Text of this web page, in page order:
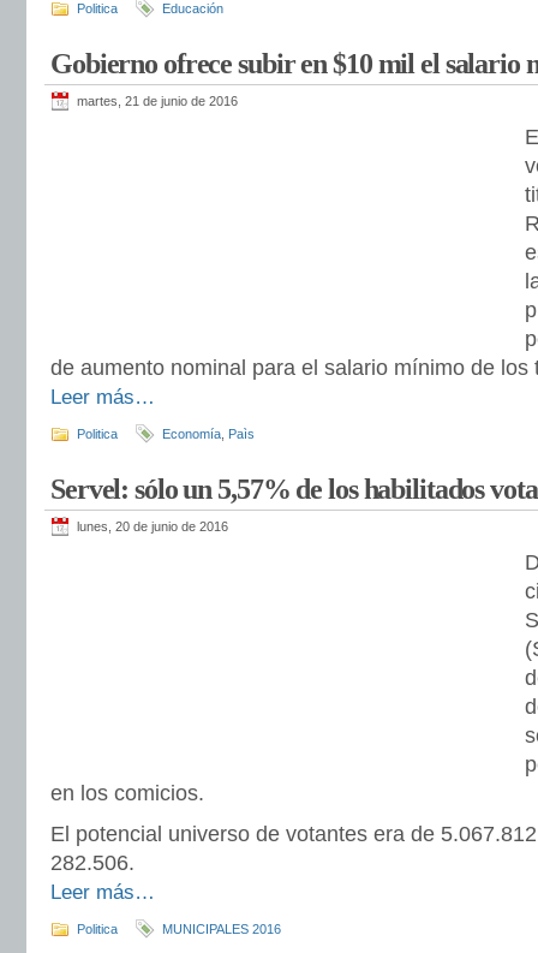
Politica Educación
Gobierno ofrece subir en $10 mil el salario
martes, 21 de junio de 2016
de aumento nominal para el salario mínimo de los
Leer más…
Politica Economía Paìs
Servel: sólo un 5,57% de los habilitados
lunes, 20 de junio de 2016
en los comicios.
El potencial universo de votantes era de
282.506.
Leer más…
Politica MUNICIPALES 2016